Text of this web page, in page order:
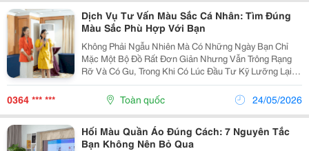
Dịch Vụ Tư Vấn Màu Sắc Cá Nhân: Tìm Đúng
Màu Sắc Phù Hợp Với Bạn
Không Phải Ngẫu Nhiên Mà Có Những Ngày Bạn Chỉ
Mặc Một Bộ Đồ Rất Đơn Giản Nhưng Vẫn Trông Rạng
Rỡ Và Có Gu, Trong Khi Có Lúc Đầu Tư Kỹ Lưỡng Lại
Vẫn Thiếu Sức Sống. Sự Khác Biệt Không Nằm Ở Việc
Bạn Mặc Gì, Mà Ở Việc Bạn Đã Chọn Đúng Màu Sắc
Phù Hợp...
0364 *** *** Toàn quốc 24/05/2026
Hối Màu Quần Áo Đúng Cách: 7 Nguyên Tắc
Bạn Không Nên Bỏ Qua